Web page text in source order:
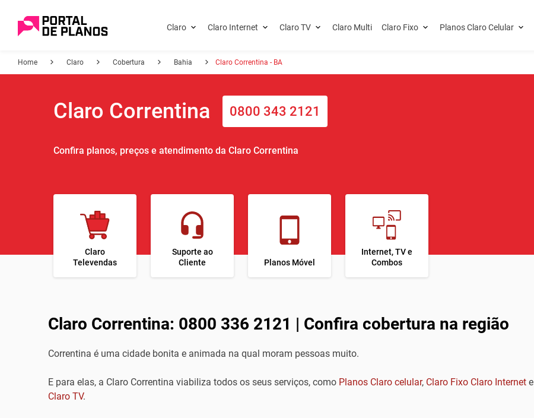
Claro Claro Internet Claro TV Claro Multi Claro Fixo Planos Claro Celular
Home Claro Cobertura Bahia Claro Correntina - BA
Claro Correntina 0800 343 2121
Confira planos, preços e atendimento da Claro Correntina
Claro
Televendas
Suporte ao
Cliente
Planos Móvel
Internet, TV e
Combos
Claro Correntina: 0800 336 2121 | Confira cobertura na região
Correntina é uma cidade bonita e animada na qual moram pessoas muito.
E para elas, a Claro Correntina viabiliza todos os seus serviços, como Planos Claro celular, Claro Fixo Claro Internete
Claro TV.